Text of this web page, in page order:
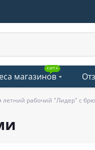
КАРТА
магазинов
летний рабочий "Лидер" с